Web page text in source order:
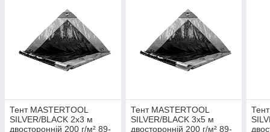
Тент MASTERTOOL
SILVER/BLACK 2х3 м
двосторонній 200 г/м² 89-
Тент MASTERTOOL
SILVER/BLACK 3х5 м
двосторонній 200 г/м² 89-